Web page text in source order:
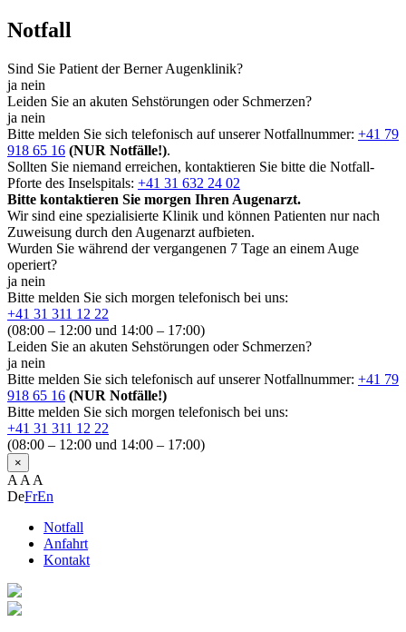
Notfall
Sind Sie Patient der Berner Augenklinik?
ja nein
Leiden Sie an akuten Sehstörungen oder Schmerzen?
ja nein
Bitte melden Sie sich telefonisch auf unserer Notfallnummer: +41 79
918 65 16 (NUR Notfälle!).
Sollten Sie niemand erreichen, kontaktieren Sie bitte die Notfall-
Pforte des Inselspitals: +41 31 632 24 02
Bitte kontaktieren Sie morgen Ihren Augenarzt.
Wir sind eine spezialisierte Klinik und können Patienten nur nach
Zuweisung durch den Augenarzt aufbieten.
Wurden Sie während der vergangenen 7 Tage an einem Auge
operiert?
ja nein
Bitte melden Sie sich morgen telefonisch bei uns:
+41 31 311 12 22
(08:00 – 12:00 und 14:00 – 17:00)
Leiden Sie an akuten Sehstörungen oder Schmerzen?
ja nein
Bitte melden Sie sich telefonisch auf unserer Notfallnummer: +41 79
918 65 16 (NUR Notfälle!)
Bitte melden Sie sich morgen telefonisch bei uns:
+41 31 311 12 22
(08:00 – 12:00 und 14:00 – 17:00)
×
A A A
DeFrEn
Notfall
Anfahrt
Kontakt